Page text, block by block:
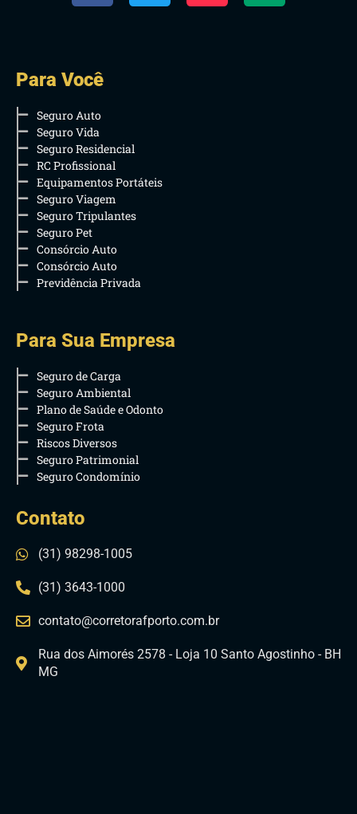
Para Você
Seguro Auto
Seguro Vida
Seguro Residencial
RC Profissional
Equipamentos Portáteis
Seguro Viagem
Seguro Tripulantes
Seguro Pet
Consórcio Auto
Consórcio Auto
Previdência Privada
Para Sua Empresa
Seguro de Carga
Seguro Ambiental
Plano de Saúde e Odonto
Seguro Frota
Riscos Diversos
Seguro Patrimonial
Seguro Condomínio
Contato
(31) 98298-1005
(31) 3643-1000
contato@corretorafporto.com.br
Rua dos Aimorés 2578 - Loja 10 Santo Agostinho - BH
MG